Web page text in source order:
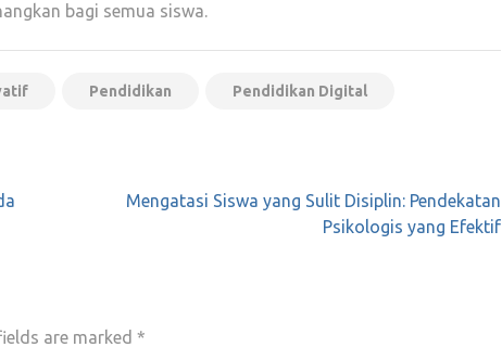
bagi semua siswa.
Pendidikan Pendidikan Digital
Mengatasi Siswa yang Sulit Disiplin: Pendekatan
Psikologis yang Efektif
are marked *